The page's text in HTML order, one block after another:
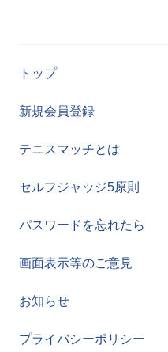
トップ
新規会員登録
テニスマッチとは
セルフジャッジ5原則
パスワードを忘れたら
画面表示等のご意見
お知らせ
プライバシーポリシー